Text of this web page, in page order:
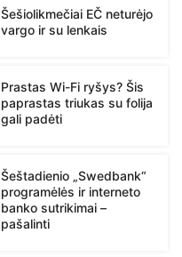
Šešiolikmečiai EČ neturėjo
vargo ir su lenkais
Prastas Wi-Fi ryšys? Šis
paprastas triukas su folija
gali padėti
Šeštadienio „Swedbank“
programėlės ir interneto
banko sutrikimai –
pašalinti